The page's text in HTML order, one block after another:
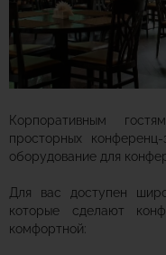
Корпоративным
просторных
оборудование для
Для вас доступен
которые сделают
комфортной: